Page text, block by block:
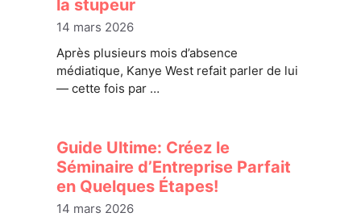
la stupeur
14 mars 2026
Après plusieurs mois d’absence
médiatique, Kanye West refait parler de lui
— cette fois par …
Guide Ultime: Créez le
Séminaire d’Entreprise Parfait
en Quelques Étapes!
14 mars 2026